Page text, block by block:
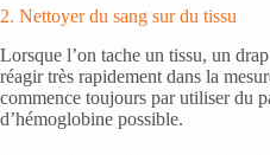
2. Nettoyer du sang sur du tissu
Lorsque l’on tache un tissu, un
réagir très rapidement dans la
commence toujours par utiliser du
d’hémoglobine possible.